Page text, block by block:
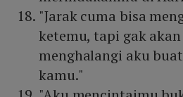
"Jarak cuma bisa
ketemu, tapi gak
menghalangi aku
kamu."